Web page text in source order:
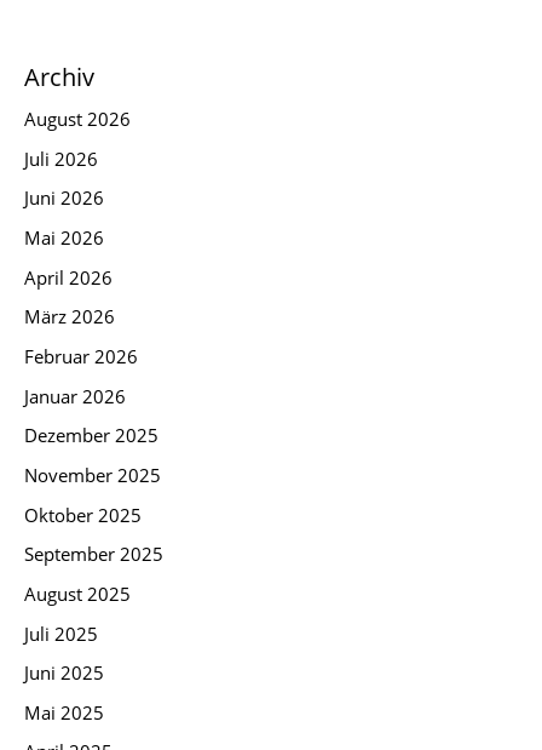
Archiv
August 2026
Juli 2026
Juni 2026
Mai 2026
April 2026
März 2026
Februar 2026
Januar 2026
Dezember 2025
November 2025
Oktober 2025
September 2025
August 2025
Juli 2025
Juni 2025
Mai 2025